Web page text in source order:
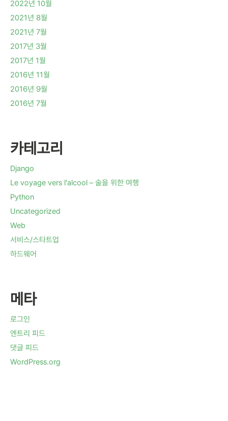
2022년 10월
2021년 8월
2021년 7월
2017년 3월
2017년 1월
2016년 11월
2016년 9월
2016년 7월
카테고리
Django
Le voyage vers l'alcool – 술을 위한 여행
Python
Uncategorized
Web
서비스/스타트업
하드웨어
메타
로그인
엔트리 피드
댓글 피드
WordPress.org